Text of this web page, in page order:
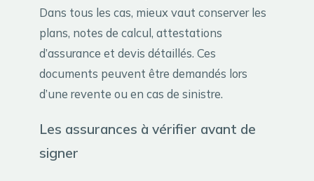
Dans tous les cas, mieux vaut conserver les
plans, notes de calcul, attestations
d’assurance et devis détaillés. Ces
documents peuvent être demandés lors
d’une revente ou en cas de sinistre.
Les assurances à vérifier avant de
signer